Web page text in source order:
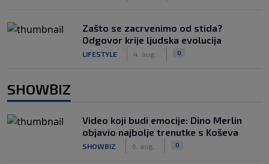
Zašto se zacrvenimo od stida?
Odgovor krije ljudska evolucija
LIFESTYLE 4. aug. 0
SHOWBIZ
Video koji budi emocije: Dino Merlin
objavio najbolje trenutke s Koševa
SHOWBIZ 6. aug. 0